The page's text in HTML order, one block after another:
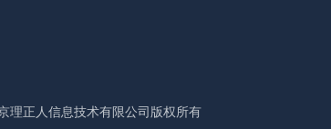
理正人信息技术有限公司版权所有